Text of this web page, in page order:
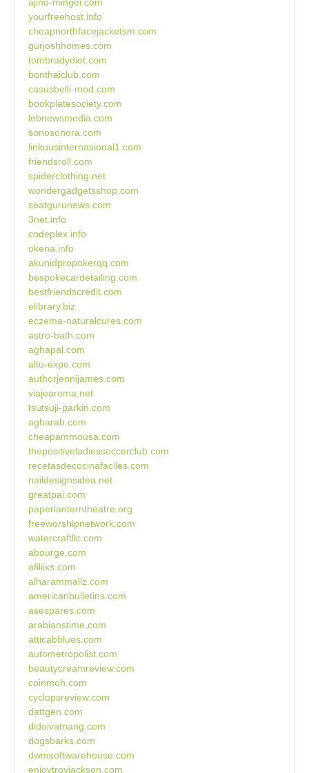
ajino-mingei.com
yourfreehost.info
cheapnorthfacejacketsm.com
gurjoshhomes.com
tombradydiet.com
bonthaiclub.com
casusbelli-mod.com
bookplatesociety.com
lebnewsmedia.com
sonosonora.com
linkuusinternasional1.com
friendsroll.com
spiderclothing.net
wondergadgetsshop.com
seatgurunews.com
3net.info
codeplex.info
okena.info
akunidpropokerqq.com
bespokecardetailing.com
bestfriendscredit.com
elibrary.biz
eczema-naturalcures.com
astro-bath.com
aghapal.com
altu-expo.com
authorjennijames.com
viajearoma.net
tsutsuji-parkin.com
agharab.com
cheapammousa.com
thepositiveladiessoccerclub.com
recetasdecocinafaciles.com
naildesignsidea.net
greatpai.com
paperlanterntheatre.org
freeworshipnetwork.com
watercraftllc.com
abourge.com
afiliixs.com
alharammallz.com
americanbulletins.com
asespares.com
arabianstime.com
atticabblues.com
autometropolist.com
beautycreamreview.com
coinmoh.com
cyclopsreview.com
dattgen.com
didoivatnang.com
dogsbarks.com
dwmsoftwarehouse.com
enjoytroyjackson.com